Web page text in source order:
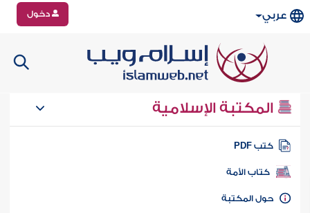
عربي دخول
المكتبة الإسلامية
كتب PDF
كتاب الأمة